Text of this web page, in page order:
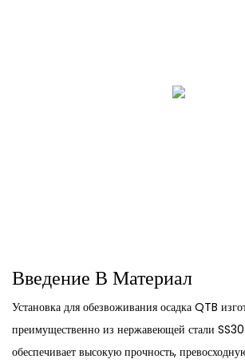
Введение В Материал
Установка для обезвоживания осадка QTB
преимущественно из нержавеющей стали
обеспечивает высокую прочность,